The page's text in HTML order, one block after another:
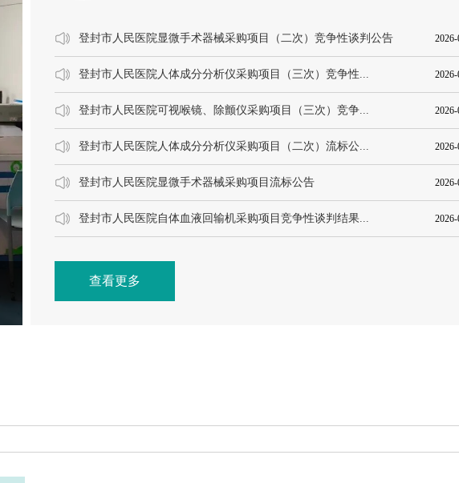
登封市人民医院显微手术器械采购项目（二次）竞争性谈判公告
登封市人民医院人体成分分析仪采购项目（三次）竞争性...
登封市人民医院可视喉镜、除颤仪采购项目（三次）竞争...
登封市人民医院人体成分分析仪采购项目（二次）流标公...
登封市人民医院显微手术器械采购项目流标公告
登封市人民医院自体血液回输机采购项目竞争性谈判结果...
查看更多